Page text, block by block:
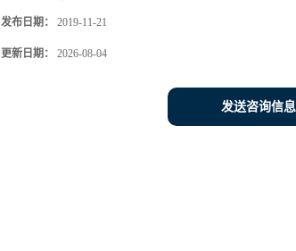
发布日期： 2019-11-21
更新日期： 2026-08-04
发送咨询信息